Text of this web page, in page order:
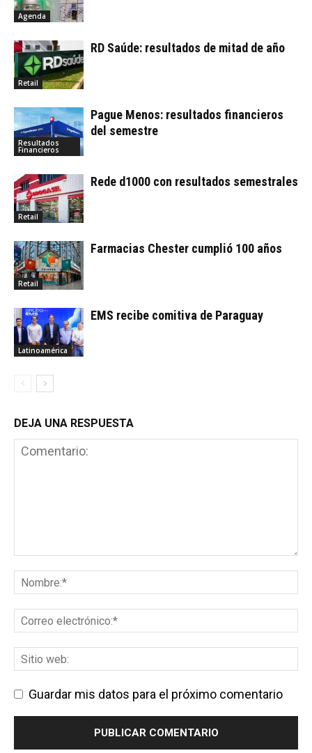
Agenda
Retail
RD Saúde: resultados de mitad de año
Resultados
Financieros
Pague Menos: resultados financieros
del semestre
Retail
Rede d1000 con resultados semestrales
Retail
Farmacias Chester cumplió 100 años
Latinoamérica
EMS recibe comitiva de Paraguay
DEJA UNA RESPUESTA
Guardar mis datos para el próximo comentario